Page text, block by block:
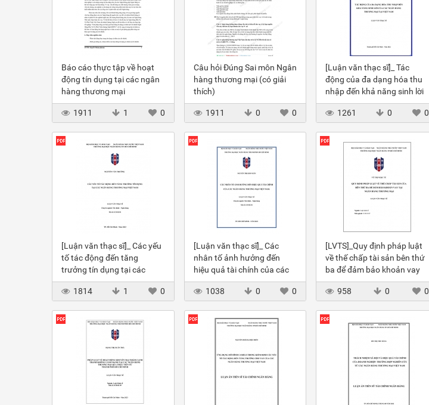
Báo cáo thực tập về hoạt
động tín dụng tại các ngân
hàng thương mại
1911 1 0
Câu hỏi Đúng Sai môn Ngân
hàng thương mại (có giải
thích)
1911 0 0
[Luận văn thạc sĩ]_ Tác
động của đa dạng hóa thu
nhập đến khả năng sinh lời
của các NHTM
1261
0 0
[Luận văn thạc sĩ]_ Các yếu
tố tác động đến tăng
trưởng tín dụng tại các
NHTM Việt Nam
1814
1 0
[Luận văn thạc sĩ]_ Các
nhân tố ảnh hưởng đến
hiệu quả tài chính của các
NHTM VN
1038
0 0
[LVTS]_Quy định pháp luật
về thế chấp tài sản bên thứ
ba để đảm bảo khoản vay
tại NHTM
958
0 0